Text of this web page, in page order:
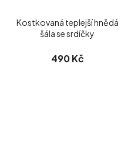
Kostkovaná teplejší hnědá
šála se srdíčky
490 Kč